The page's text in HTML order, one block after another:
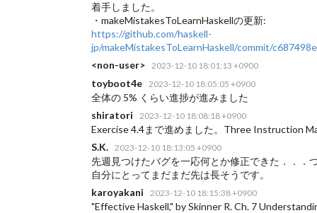
着手しました。
・makeMistakesToLearnHaskellの更新:
https://github.com/haskell-
jp/makeMistakesToLearnHaskell/commit/
<non-user>
2023-12-10 18:01:13 +0900
toyboot4e 2023-12-10 18:05:05 +0900
全体の 5% くらい進捗が進みました
shiratori
2023-12-10 18:08:18 +0900
Exercise 4.4まで進めました。Three Instruction
S.K.
2023-12-10 18:13:05 +0900
先週見つけたバグを一応何とか修正できた．．．
自分にとってまだまだ先は長そうです。
karoyakani
2023-12-10 18:15:38 +0900
"Effective Haskell," by Skinner R. Ch. 7